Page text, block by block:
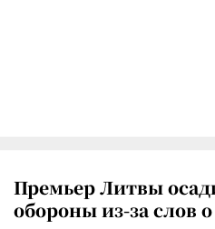
Премьер Литвы
обороны из-за слов